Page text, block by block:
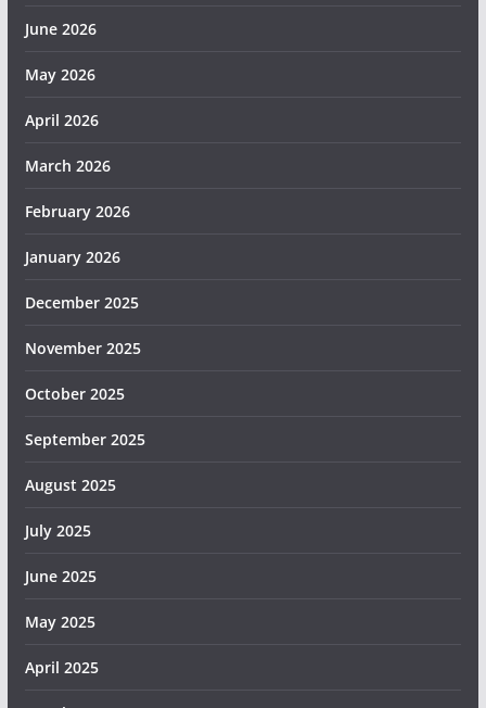
June 2026
May 2026
April 2026
March 2026
February 2026
January 2026
December 2025
November 2025
October 2025
September 2025
August 2025
July 2025
June 2025
May 2025
April 2025